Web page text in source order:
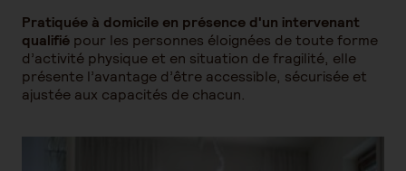
Pratiquée à domicile en présence d'un intervenant
qualifié pour les personnes éloignées de toute forme
d’activité physique et en situation de fragilité, elle
présente l’avantage d’être accessible, sécurisée et
ajustée aux capacités de chacun.